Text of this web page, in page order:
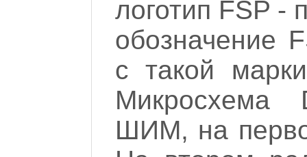
логотип FSP -
обозначение
с такой
Микросхема
ШИМ, на